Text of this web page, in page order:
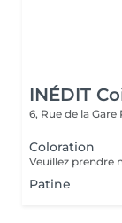
INÉDIT
6, Rue de la Gare
Coloration
Patine